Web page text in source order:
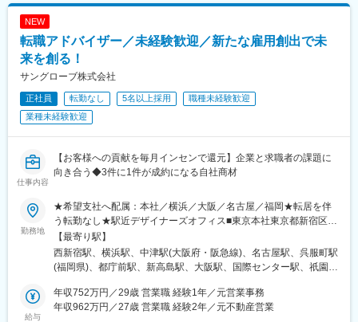
NEW
転職アドバイザー／未経験歓迎／新たな雇用創出で未
来を創る！
サングローブ株式会社
正社員 転勤なし 5名以上採用
職種未経験歓迎
業種未経験歓迎
仕事内容
【お客様への貢献を毎月インセンで還元】企業と求職者の課題に
向き合う◆3件に1件が成約になる自社商材
勤務地
★希望支社へ配属：本社／横浜／大阪／名古屋／福岡★転居を伴
う転勤なし★駅近デザイナーズオフィス■東京本社東京都新宿区西
新宿6-24-1西新宿三井ビルディング4F／13F／16F／18F／20F■
横浜支社★2024年8月オープン神奈川県横浜市西区高島1-1-2横浜
三井ビルディング20F■大阪支社大阪府大阪市北区大淀中1-1-30梅
転愛知県名古屋市西区名駅2-27-8名古屋プライムセントラルタワ
ー4F■福岡支社★2024年11月増床移転福岡県福岡市博多区上呉服
【最寄り駅】
西新宿駅、横浜駅、中津駅(大阪府・阪急線)、名古屋駅、呉服町駅
(福岡県)、都庁前駅、新高島駅、大阪駅、国際センター駅、祇園駅
駅、中洲川端駅
給与
年収752万円／29歳 営業職 経験1年／元営業事務
年収962万円／27歳 営業職 経験2年／元不動産営業